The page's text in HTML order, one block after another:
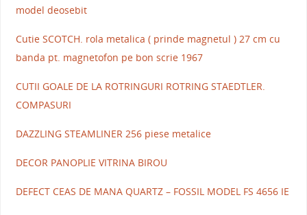
model deosebit
Cutie SCOTCH. rola metalica ( prinde magnetul ) 27 cm cu
banda pt. magnetofon pe bon scrie 1967
CUTII GOALE DE LA ROTRINGURI ROTRING STAEDTLER.
COMPASURI
DAZZLING STEAMLINER 256 piese metalice
DECOR PANOPLIE VITRINA BIROU
DEFECT CEAS DE MANA QUARTZ – FOSSIL MODEL FS 4656 IE